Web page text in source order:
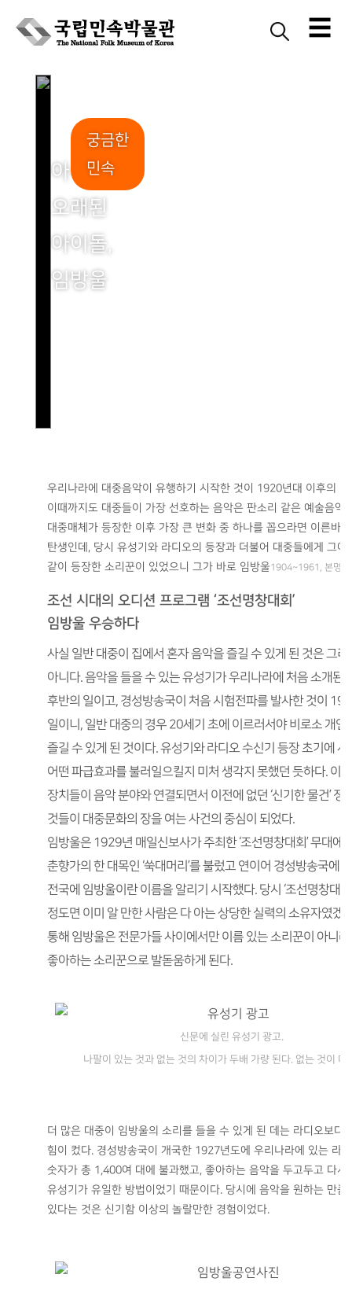
☰
Skip
궁금한
민속
아주
오래된
아이돌,
임방울
우리나라에 대중음악이 유행하기 시작한 것이 1920년대 이후의 일
이때까지도 대중들이 가장 선호하는 음악은 판소리 같은 예술음악
대중매체가 등장한 이후 가장 큰 변화 중 하나를 꼽으라면 이른바 ‘
탄생인데, 당시 유성기와 라디오의 등장과 더불어 대중들에게 그야
같이 등장한 소리꾼이 있었으니 그가 바로 임방울1904~1961, 본명
조선 시대의 오디션 프로그램 ‘조선명창대회’
임방울 우승하다
사실 일반 대중이 집에서 혼자 음악을 즐길 수 있게 된 것은 그리
아니다. 음악을 들을 수 있는 유성기가 우리나라에 처음 소개된
후반의 일이고, 경성방송국이 처음 시험전파를 발사한 것이
일이니, 일반 대중의 경우 20세기 초에 이르러서야 비로소 개인
즐길 수 있게 된 것이다. 유성기와 라디오 수신기 등장 초기에
어떤 파급효과를 불러일으킬지 미처 생각지 못했던 듯하다. 이
장치들이 음악 분야와 연결되면서 이전에 없던 ‘신기한 물건’ 정
것들이 대중문화의 장을 여는 사건의 중심이 되었다.
임방울은 1929년 매일신보사가 주최한 ‘조선명창대회’ 무대에
춘향가의 한 대목인 ‘쑥대머리’를 불렀고 연이어 경성방송국에
전국에 임방울이란 이름을 알리기 시작했다. 당시 ‘조선명창대회
정도면 이미 알 만한 사람은 다 아는 상당한 실력의 소유자였겠
통해 임방울은 전문가들 사이에서만 이름 있는 소리꾼이 아니
좋아하는 소리꾼으로 발돋움하게 된다.
신문에 실린 유성기 광고.
나팔이 있는 것과 없는 것의 차이가 두배 가량 된다. 없는 것이 더
더 많은 대중이 임방울의 소리를 들을 수 있게 된 데는 라디오보다
힘이 컸다. 경성방송국이 개국한 1927년도에 우리나라에 있는 라
숫자가 총 1,400여 대에 불과했고, 좋아하는 음악을 두고두고 다시
유성기가 유일한 방법이었기 때문이다. 당시에 음악을 원하는 만큼
있다는 것은 신기함 이상의 놀랄만한 경험이었다.